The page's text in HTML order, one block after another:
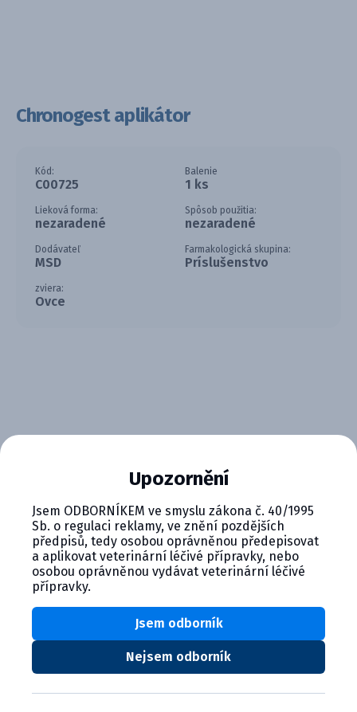
Chronogest aplikátor
Kód:
C00725
Balenie
1 ks
Lieková forma:
nezaradené
Spôsob použitia:
nezaradené
Dodávateľ
MSD
Farmakologická skupina:
Príslušenstvo
zviera:
Ovce
CYMEDICA PLUS: VERNOSŤ, KTORÁ
SA VYPLÁCA
Zapojte sa do vernostného programu Cymedica
Plus a získajte ďalšie bonusy pre svoju
veterinárnu prax, vzdelávanie a pohodu.
Výhody členstva v Cymedica Plus:
Exkluzívne produkty a služby
Jedinečné bonusy
Špeciálne podujatia, semináre, konferencie,
webové semináre a ďalšie
Upozornění
Jsem ODBORNÍKEM ve smyslu zákona č. 40/1995
Sb. o regulaci reklamy, ve znění pozdějších
předpisů, tedy osobou oprávněnou předepisovat
a aplikovat veterinární léčivé přípravky, nebo
osobou oprávněnou vydávat veterinární léčivé
přípravky.
Nejsem odborník
Jsem odborník